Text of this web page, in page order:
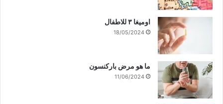
اوميغا ٣ للاطفال
18/05/2024
ما هو مرض باركنسون
11/06/2024